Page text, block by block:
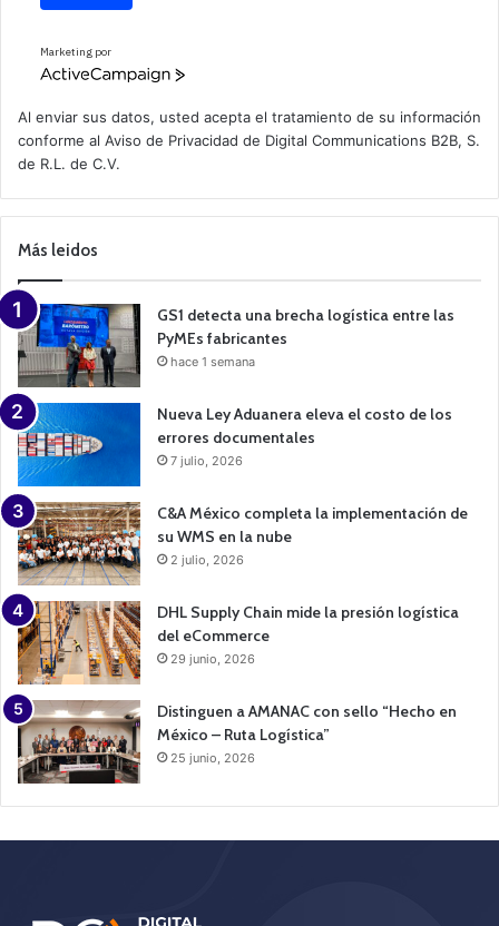
Marketing por
A
v
e
a
m
a
n
Al enviar sus datos, usted acepta el tratamiento de su información
conforme al Aviso de Privacidad de Digital Communications B2B, S.
de R.L. de C.V.
Más leidos
GS1 detecta una brecha logística entre las
PyMEs fabricantes
hace 1 semana
Nueva Ley Aduanera eleva el costo de los
errores documentales
7 julio, 2026
C&A México completa la implementación de
su WMS en la nube
2 julio, 2026
DHL Supply Chain mide la presión logística
del eCommerce
29 junio, 2026
Distinguen a AMANAC con sello “Hecho en
México – Ruta Logística”
25 junio, 2026